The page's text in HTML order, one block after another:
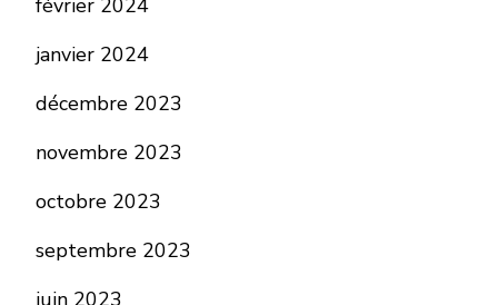
février 2024
janvier 2024
décembre 2023
novembre 2023
octobre 2023
septembre 2023
juin 2023